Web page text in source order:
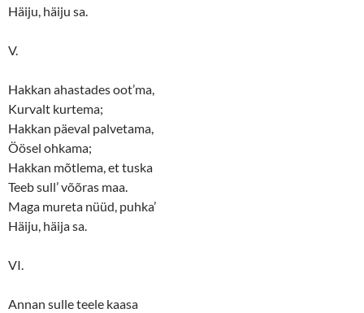
Häiju, häiju sa.
V.
Hakkan ahastades oot’ma,
Kurvalt kurtema;
Hakkan päeval palvetama,
Öösel ohkama;
Hakkan mõtlema, et tuska
Teeb sull’ võõras maa.
Maga mureta nüüd, puhka’
Häiju, häija sa.
VI.
Annan sulle teele kaasa